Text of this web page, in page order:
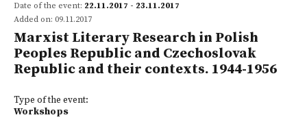
Date of the event: 22.11.2017 - 23.11.2017
Added on: 09.11.2017
Marxist Literary Research in Polish
Peoples Republic and Czechoslovak
Republic and their contexts. 1944-1956
Type of the event:
Workshops